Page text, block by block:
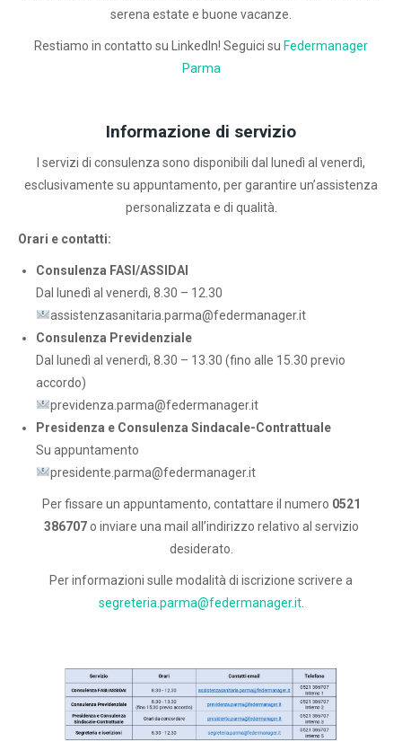
serena estate e buone vacanze.
Restiamo in contatto su LinkedIn! Seguici su Federmanager
Parma
Informazione di servizio
I servizi di consulenza sono disponibili dal lunedì al venerdì,
esclusivamente su appuntamento, per garantire un’assistenza
personalizzata e di qualità.
Orari e contatti:
Consulenza FASI/ASSIDAI
Dal lunedì al venerdì, 8.30 – 12.30
assistenzasanitaria.parma@federmanager.it
Consulenza Previdenziale
Dal lunedì al venerdì, 8.30 – 13.30 (fino alle 15.30 previo
accordo)
previdenza.parma@federmanager.it
Presidenza e Consulenza Sindacale-Contrattuale
Su appuntamento
presidente.parma@federmanager.it
Per fissare un appuntamento, contattare il numero 0521
386707o inviare una mail all’indirizzo relativo al servizio
desiderato.
Per informazioni sulle modalità di iscrizione scrivere a
segreteria.parma@federmanager.it.